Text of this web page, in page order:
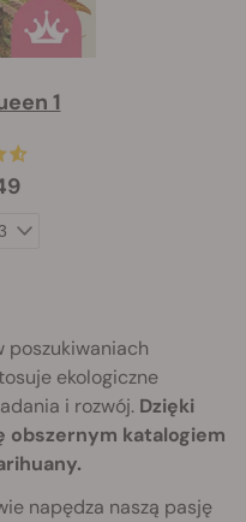
1
poszukiwaniach
ekologiczne
i rozwój. Dzięki
obszernym katalogiem
napędza naszą pasję